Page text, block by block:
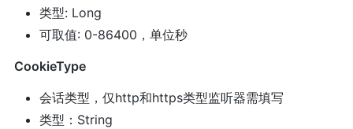
类型: Long
可取值: 0-86400，单位秒
CookieType
会话类型，仅http和https类型监听器需填写
类型：String